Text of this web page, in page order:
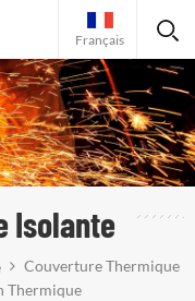
Français
Isolante
Couverture Thermique
Thermique